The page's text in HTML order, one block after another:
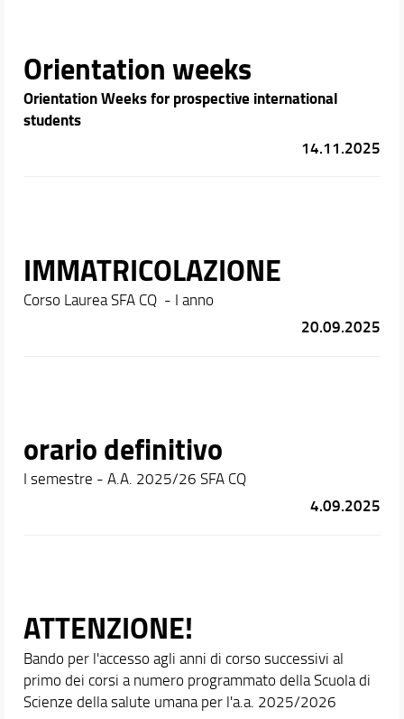
Orientation weeks
Orientation Weeks for prospective international
students
14.11.2025
IMMATRICOLAZIONE
Corso Laurea SFA CQ - I anno
20.09.2025
orario definitivo
I semestre - A.A. 2025/26 SFA CQ
4.09.2025
ATTENZIONE!
Bando per l'accesso agli anni di corso successivi al
primo dei corsi a numero programmato della Scuola di
Scienze della salute umana per l'a.a. 2025/2026